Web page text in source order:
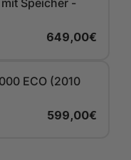
Speicher -
649,00€
ECO (2010
599,00€